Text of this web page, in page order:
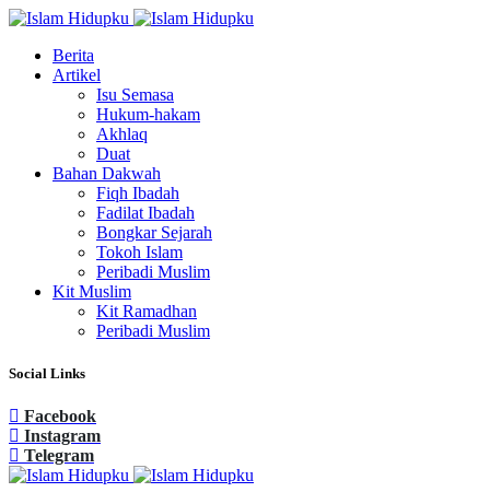
Berita
Artikel
Isu Semasa
Hukum-hakam
Akhlaq
Duat
Bahan Dakwah
Fiqh Ibadah
Fadilat Ibadah
Bongkar Sejarah
Tokoh Islam
Peribadi Muslim
Kit Muslim
Kit Ramadhan
Peribadi Muslim
Social Links
Facebook
Instagram
Telegram